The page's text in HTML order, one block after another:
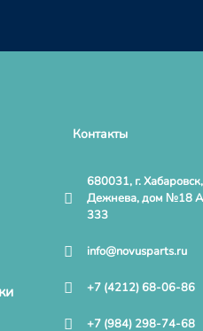
Контакты
680031, г.
Дежнева, дом №18
333
info@novusparts.ru
+7 (4212) 68-06-86
+7 (984) 298-74-68